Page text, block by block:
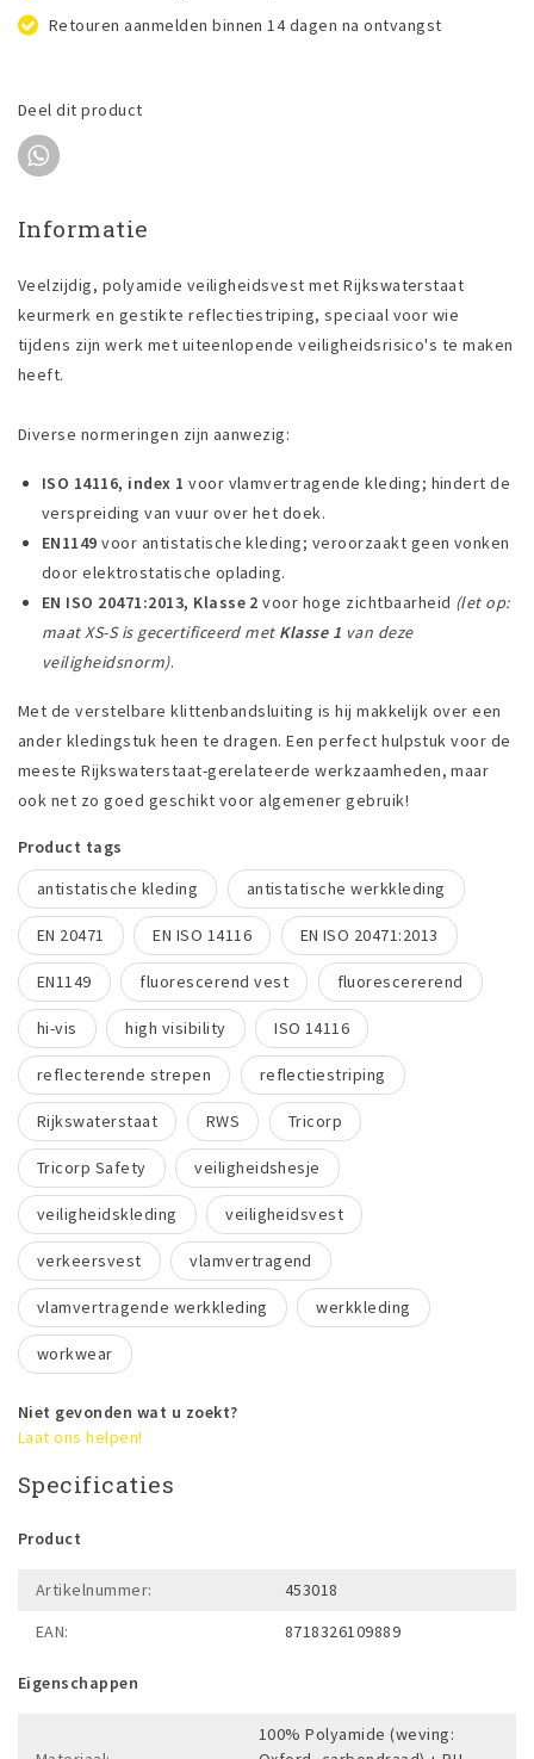
Retouren aanmelden binnen 14 dagen na ontvangst
Deel dit product
Informatie
Veelzijdig, polyamide veiligheidsvest met Rijkswaterstaat
keurmerk en gestikte reflectiestriping, speciaal voor wie
tijdens zijn werk met uiteenlopende veiligheidsrisico's te maken
heeft.
Diverse normeringen zijn aanwezig:
ISO 14116, index 1voor vlamvertragende kleding; hindert de
verspreiding van vuur over het doek.
EN1149 voor antistatische kleding; veroorzaakt geen vonken
door elektrostatische oplading.
EN ISO 20471:2013, Klasse 2voor hoge zichtbaarheid (let op:
maat XS-S is gecertificeerd met Klasse 1 van deze
veiligheidsnorm).
Met de verstelbare klittenbandsluiting is hij makkelijk over een
ander kledingstuk heen te dragen. Een perfect hulpstuk voor de
meeste Rijkswaterstaat-gerelateerde werkzaamheden, maar
ook net zo goed geschikt voor algemener gebruik!
Product tags
antistatische kleding
antistatische werkkleding
EN 20471 EN ISO 14116 EN ISO 20471:2013
EN1149 fluorescerend vest fluorescererend
hi-vis high visibility ISO 14116
reflecterende strepen reflectiestriping
Rijkswaterstaat RWS Tricorp
Tricorp Safety veiligheidshesje
veiligheidskleding veiligheidsvest
verkeersvest vlamvertragend
vlamvertragende werkkleding werkkleding
workwear
Niet gevonden wat u zoekt?
Laat ons helpen!
Specificaties
Product
Artikelnummer:
453018
EAN:
8718326109889
Eigenschappen
100% Polyamide (weving: